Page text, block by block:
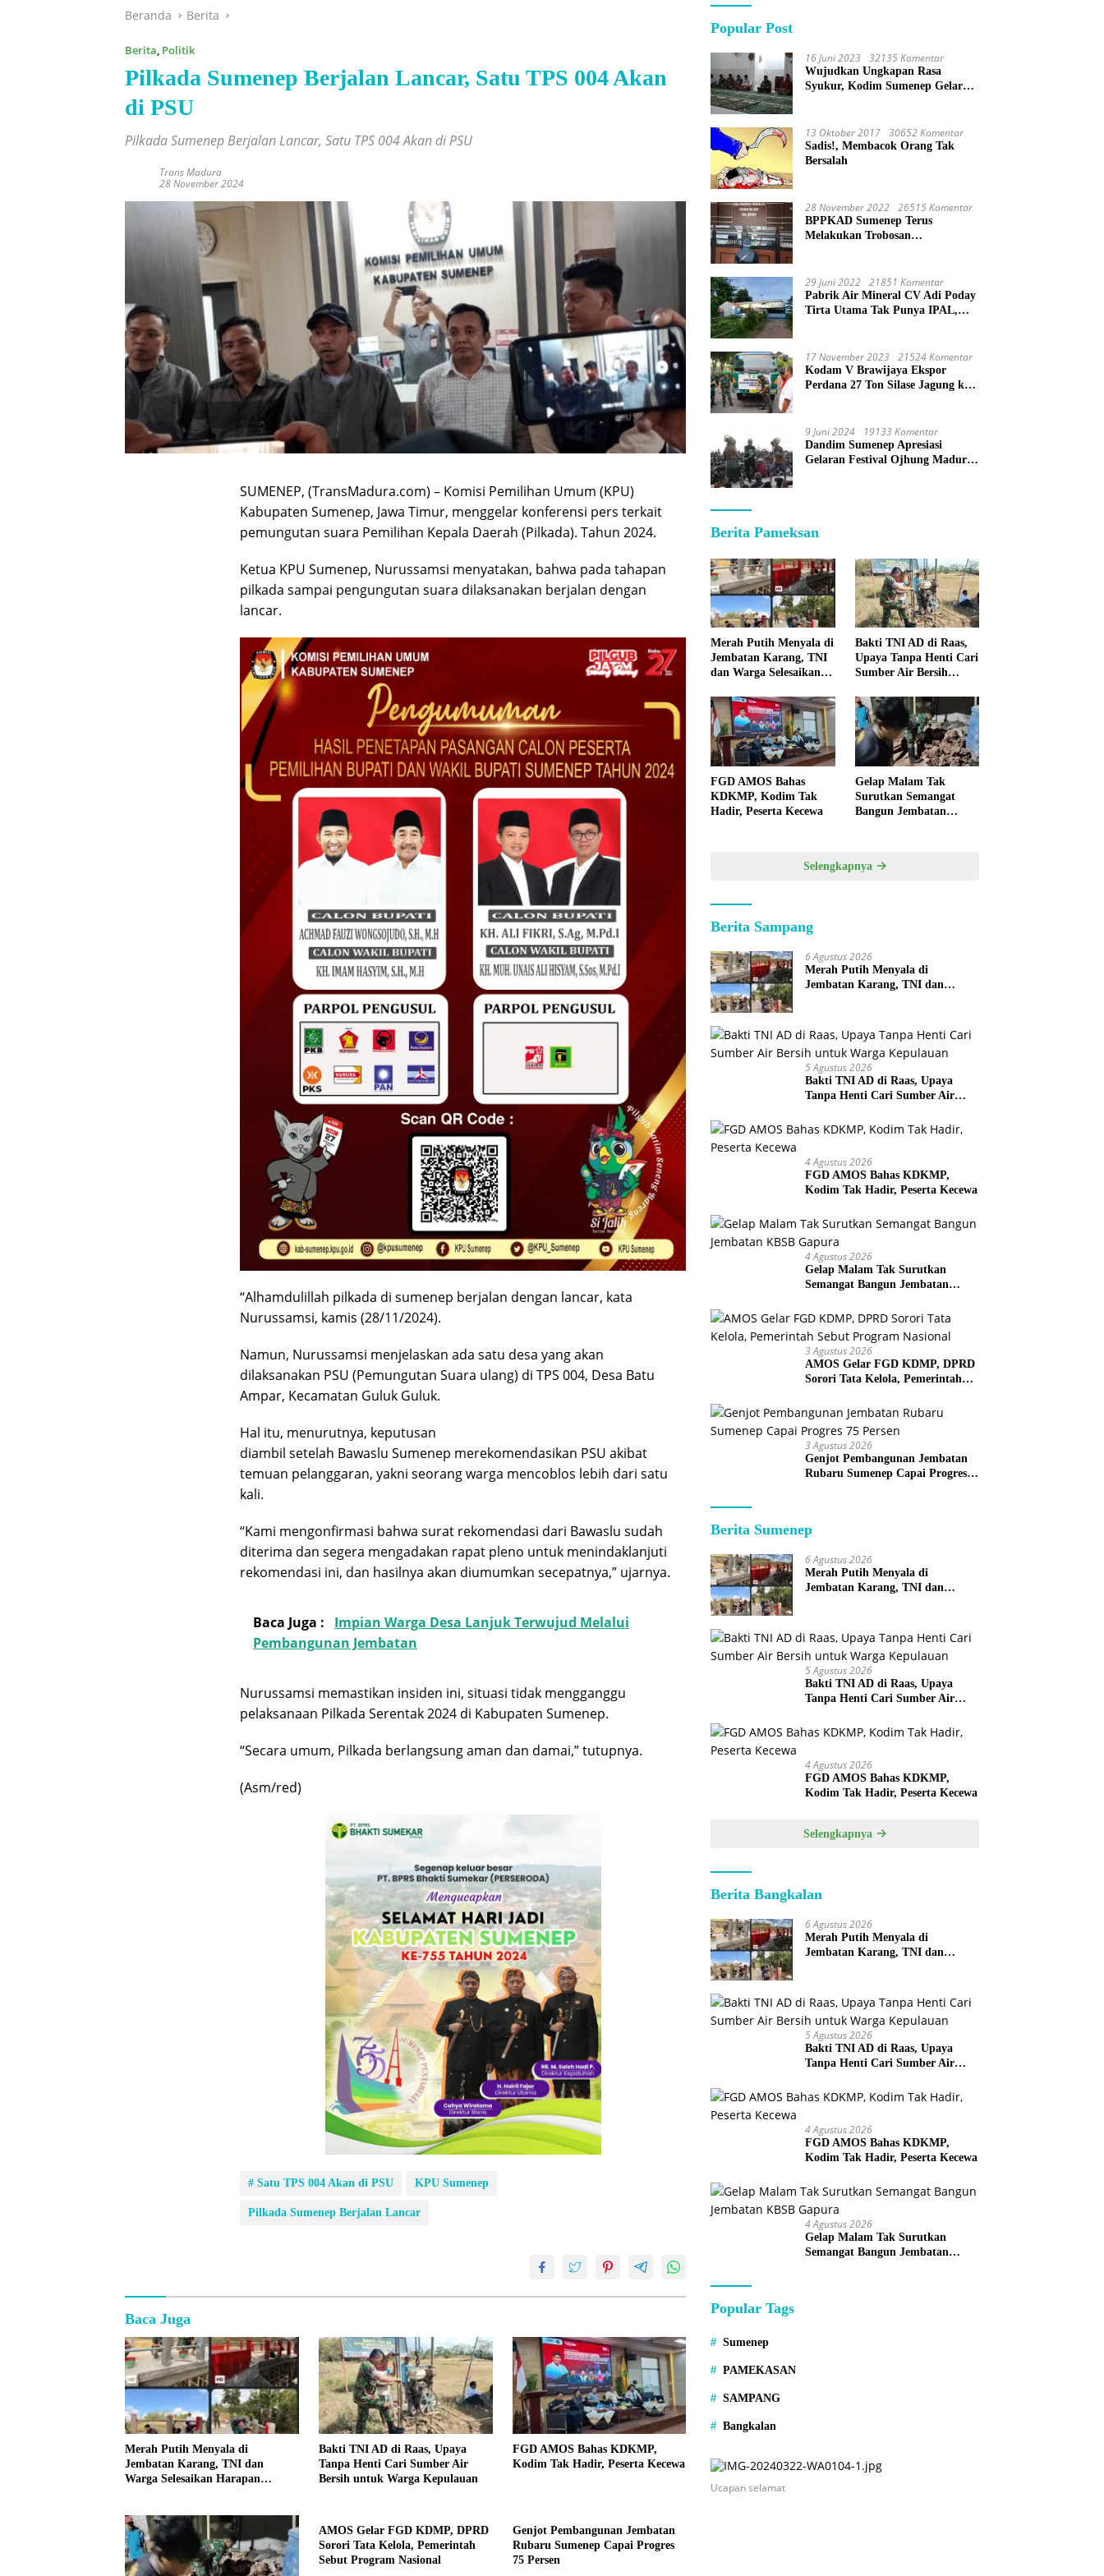
Beranda Berita
Berita Politik
Pilkada Sumenep Berjalan Lancar, Satu TPS 004 Akan
di PSU
Pilkada Sumenep Berjalan Lancar, Satu TPS 004 Akan di PSU
Trans Madura
28 November 2024
SUMENEP, (TransMadura.com) – Komisi Pemilihan Umum (KPU)
Kabupaten Sumenep, Jawa Timur, menggelar konferensi pers terkait
pemungutan suara Pemilihan Kepala Daerah (Pilkada). Tahun 2024.
Ketua KPU Sumenep, Nurussamsi menyatakan, bahwa pada tahapan
pilkada sampai pengungutan suara dilaksanakan berjalan dengan
lancar.
“Alhamdulillah pilkada di sumenep berjalan dengan lancar, kata
Nurussamsi, kamis (28/11/2024).
Namun, Nurussamsi menjelaskan ada satu desa yang akan
dilaksanakan PSU (Pemungutan Suara ulang) di TPS 004, Desa Batu
Ampar, Kecamatan Guluk Guluk.
Hal itu, menurutnya, keputusan
diambil setelah Bawaslu Sumenep merekomendasikan PSU akibat
temuan pelanggaran, yakni seorang warga mencoblos lebih dari satu
kali.
“Kami mengonfirmasi bahwa surat rekomendasi dari Bawaslu sudah
diterima dan segera mengadakan rapat pleno untuk menindaklanjuti
rekomendasi ini, dan hasilnya akan diumumkan secepatnya,” ujarnya.
Baca Juga :
Impian Warga Desa Lanjuk Terwujud Melalui
Pembangunan Jembatan
Nurussamsi memastikan insiden ini, situasi tidak mengganggu
pelaksanaan Pilkada Serentak 2024 di Kabupaten Sumenep.
“Secara umum, Pilkada berlangsung aman dan damai,” tutupnya.
(Asm/red)
# Satu TPS 004 Akan di PSU KPU Sumenep
Pilkada Sumenep Berjalan Lancar
Baca Juga
Merah Putih Menyala di
Jembatan Karang, TNI dan
Warga Selesaikan Harapan
Bakti TNI AD di Raas, Upaya
Tanpa Henti Cari Sumber Air
Bersih untuk Warga Kepulauan
FGD AMOS Bahas KDKMP,
Kodim Tak Hadir, Peserta Kecewa
AMOS Gelar FGD KDMP, DPRD
Sorori Tata Kelola, Pemerintah
Sebut Program Nasional
Genjot Pembangunan Jembatan
Rubaru Sumenep Capai Progres
75 Persen
Popular Post
16 Juni 2023 32135 Komentar
Wujudkan Ungkapan Rasa
Syukur, Kodim Sumenep Gelar
13 Oktober 2017 30652 Komentar
Sadis!, Membacok Orang Tak
Bersalah
28 November 2022 26515 Komentar
BPPKAD Sumenep Terus
Melakukan Trobosan
29 Juni 2022 21851 Komentar
Pabrik Air Mineral CV Adi Poday
Tirta Utama Tak Punya IPAL,
17 November 2023 21524 Komentar
Kodam V Brawijaya Ekspor
Perdana 27 Ton Silase Jagung ke
9 Juni 2024 19133 Komentar
Dandim Sumenep Apresiasi
Gelaran Festival Ojhung Madura
Berita Pameksan
Merah Putih Menyala di
Jembatan Karang, TNI
dan Warga Selesaikan
Bakti TNI AD di Raas,
Upaya Tanpa Henti Cari
Sumber Air Bersih
Kepulauan
FGD AMOS Bahas
KDKMP, Kodim Tak
Hadir, Peserta Kecewa
Gelap Malam Tak
Surutkan Semangat
Bangun Jembatan
Selengkapnya
Berita Sampang
6 Agustus 2026
Merah Putih Menyala di
Jembatan Karang, TNI dan
5 Agustus 2026
Bakti TNI AD di Raas, Upaya
Tanpa Henti Cari Sumber Air
4 Agustus 2026
FGD AMOS Bahas KDKMP,
Kodim Tak Hadir, Peserta Kecewa
4 Agustus 2026
Gelap Malam Tak Surutkan
Semangat Bangun Jembatan
3 Agustus 2026
AMOS Gelar FGD KDMP, DPRD
Sorori Tata Kelola, Pemerintah
3 Agustus 2026
Genjot Pembangunan Jembatan
Rubaru Sumenep Capai Progres
Berita Sumenep
6 Agustus 2026
Merah Putih Menyala di
Jembatan Karang, TNI dan
5 Agustus 2026
Bakti TNI AD di Raas, Upaya
Tanpa Henti Cari Sumber Air
4 Agustus 2026
FGD AMOS Bahas KDKMP,
Kodim Tak Hadir, Peserta Kecewa
Selengkapnya
Berita Bangkalan
6 Agustus 2026
Merah Putih Menyala di
Jembatan Karang, TNI dan
5 Agustus 2026
Bakti TNI AD di Raas, Upaya
Tanpa Henti Cari Sumber Air
4 Agustus 2026
FGD AMOS Bahas KDKMP,
Kodim Tak Hadir, Peserta Kecewa
4 Agustus 2026
Gelap Malam Tak Surutkan
Semangat Bangun Jembatan
Popular Tags
Sumenep
PAMEKASAN
SAMPANG
Bangkalan
Ucapan selamat